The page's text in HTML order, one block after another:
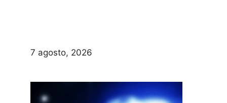
7 agosto, 2026